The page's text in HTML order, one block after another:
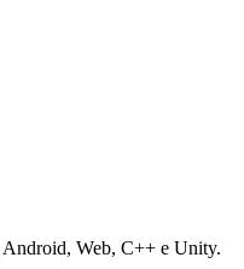
Android, Web, C++ e Unity.